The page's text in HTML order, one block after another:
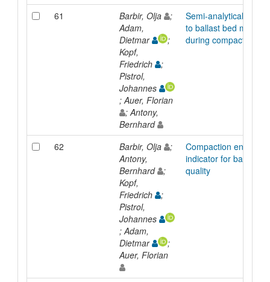
61 Barbir, Olja
;
Adam,
Dietmar
;
Kopf,
Friedrich
;
Pistrol,
Johannes
; Auer, Florian
; Antony,
Bernhard
Semi-analytical
to ballast bed
during compaction
62 Barbir, Olja
;
Antony,
Bernhard
;
Kopf,
Friedrich
;
Pistrol,
Johannes
; Adam,
Dietmar
;
Auer, Florian
Compaction energy
indicator for ballast
quality